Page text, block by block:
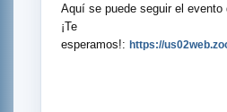
Aquí se puede seguir el evento
¡Te
esperamos!: https://